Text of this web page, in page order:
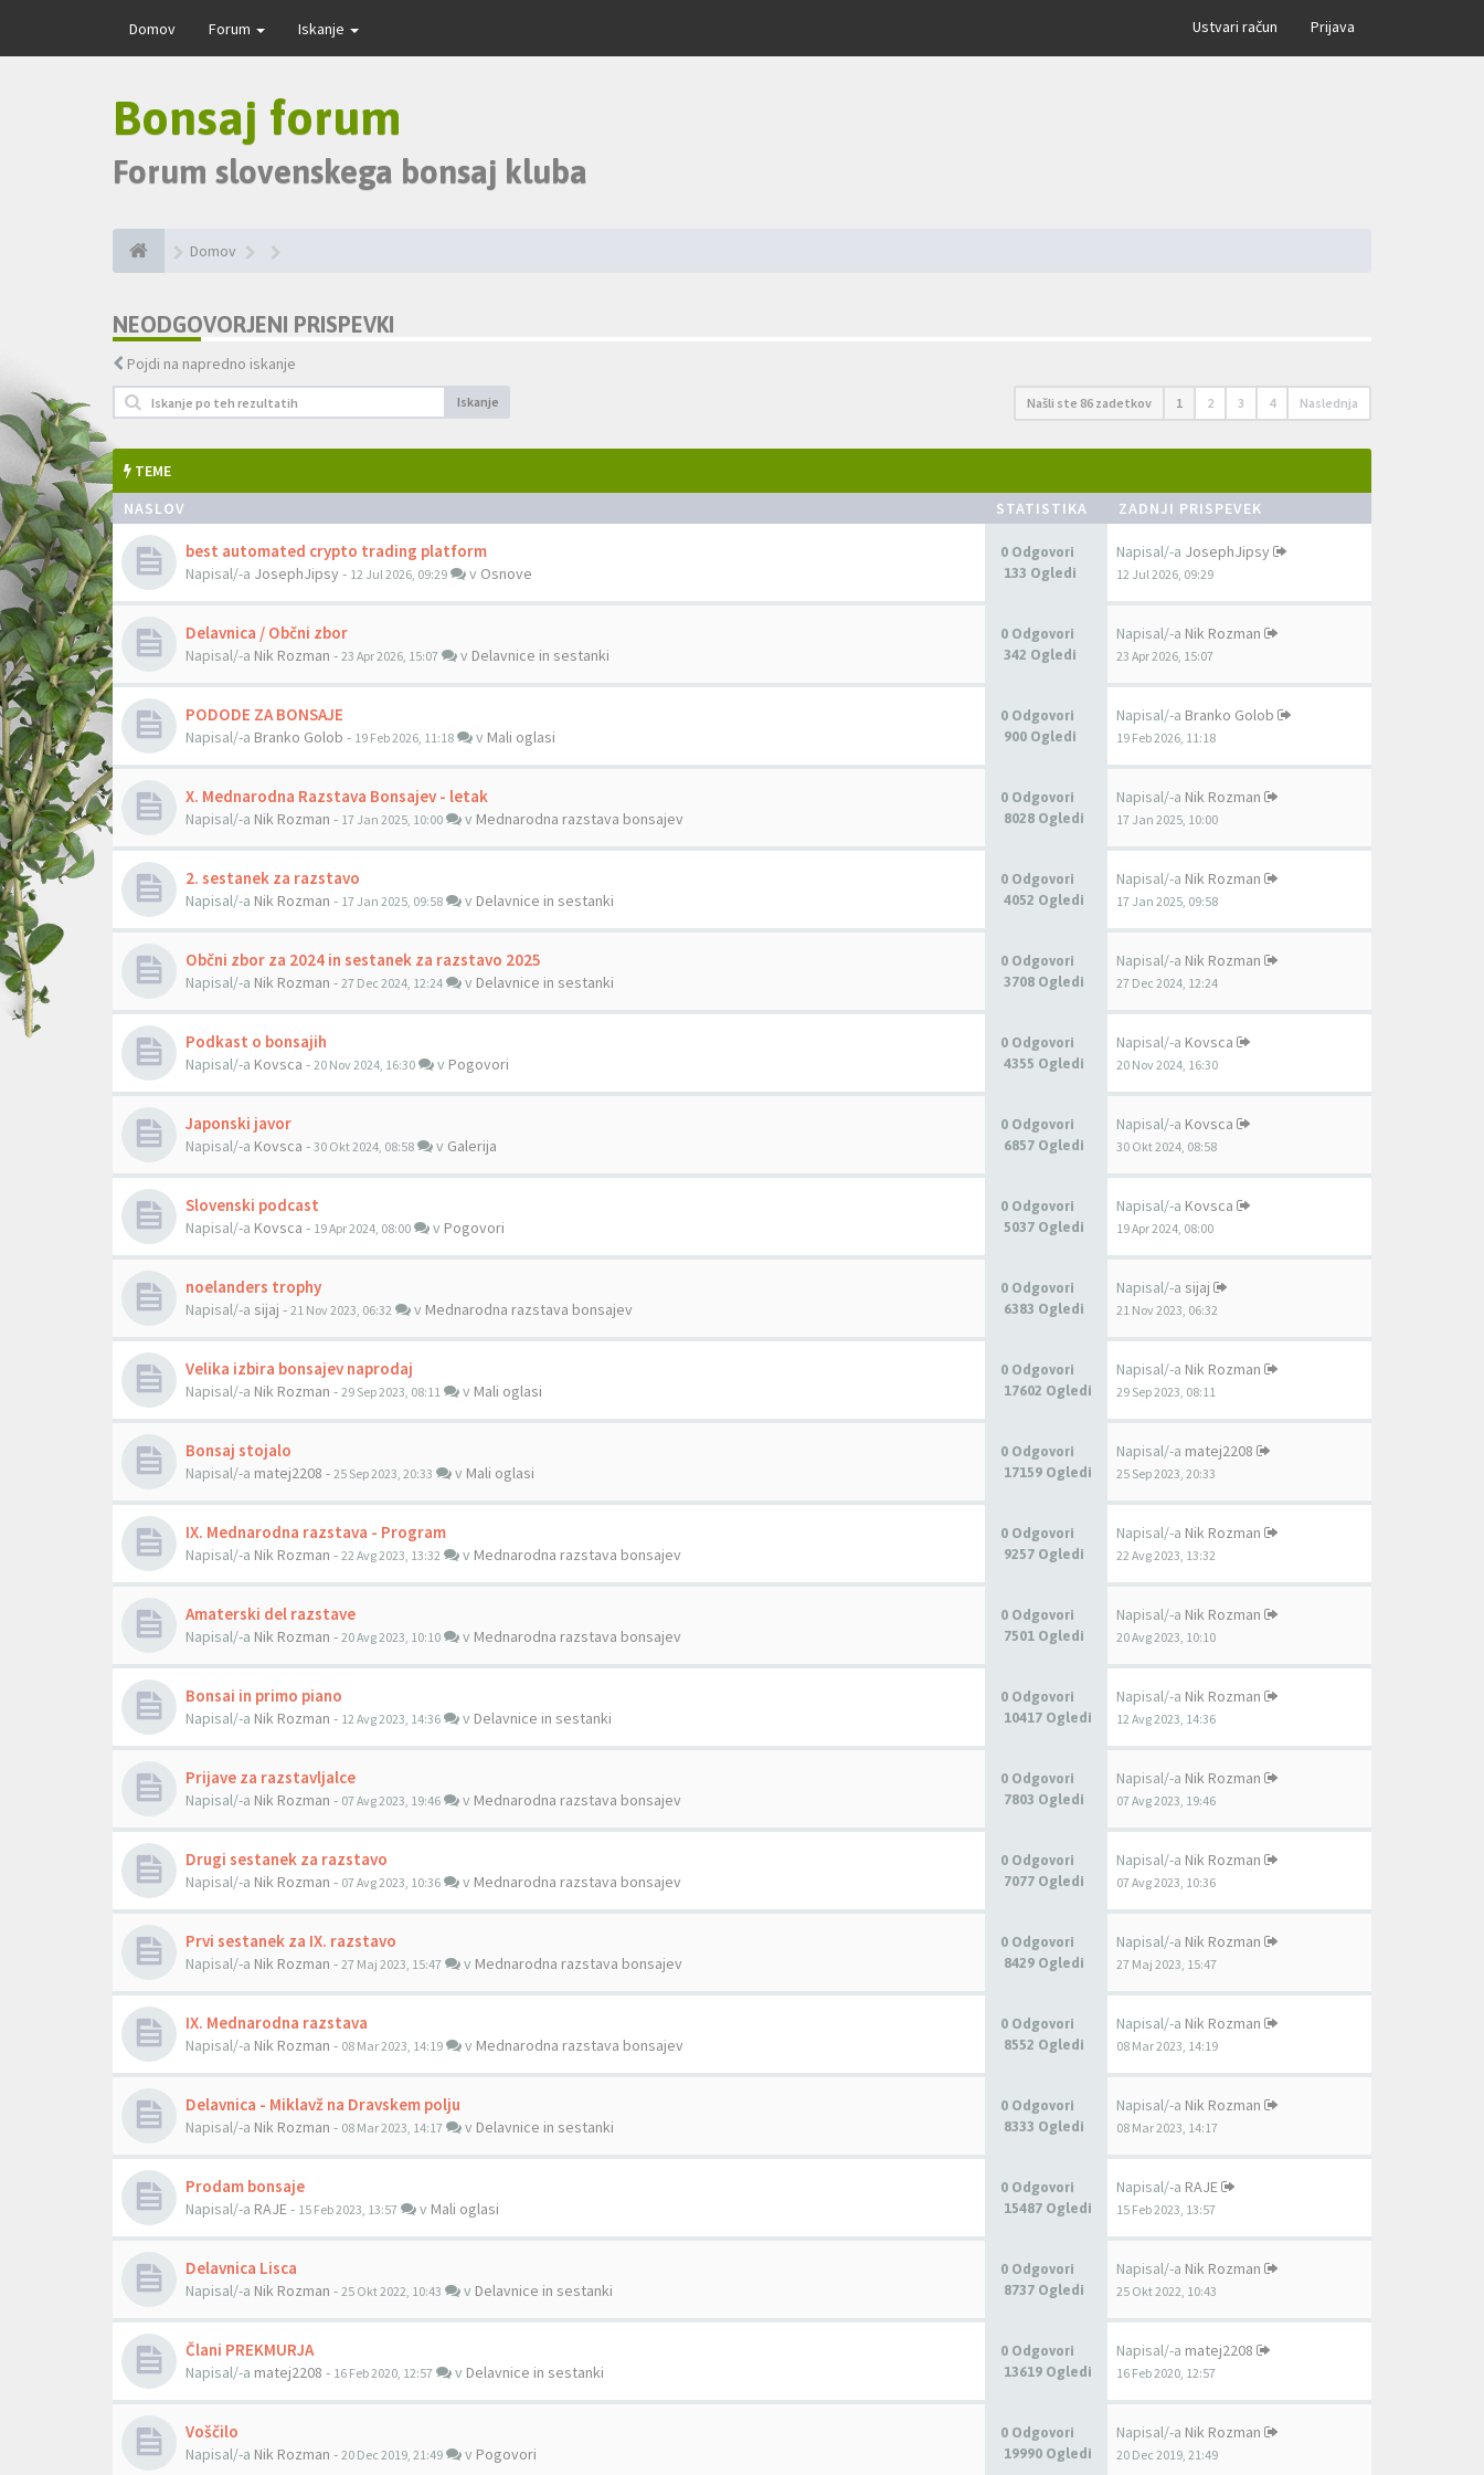
Domov Forum Iskanje Ustvari račun Prijava ×
Bonsaj forum
Forum slovenskega bonsaj kluba
Domov
NEODGOVORJENI PRISPEVKI
Pojdi na napredno iskanje
Iskanje Našli ste 86 zadetkov 1 2 3 4 Naslednja
TEME
NASLOV
STATISTIKA ZADNJI PRISPEVEK
best automated crypto trading platform
Napisal/-a JosephJipsy- 12 Jul 2026, 09:29 v Osnove
0 Odgovori
133 Ogledi
Napisal/-a JosephJipsy
12 Jul 2026, 09:29
Delavnica / Občni zbor
Napisal/-a Nik Rozman - 23 Apr 2026, 15:07 v Delavnice in sestanki
0 Odgovori
342 Ogledi
Napisal/-a Nik Rozman
23 Apr 2026, 15:07
PODODE ZA BONSAJE
Napisal/-a Branko Golob - 19 Feb 2026, 11:18 v Mali oglasi
0 Odgovori
900 Ogledi
Napisal/-a Branko Golob
19 Feb 2026, 11:18
X. Mednarodna Razstava Bonsajev - letak
Napisal/-a Nik Rozman - 17 Jan 2025, 10:00 v Mednarodna razstava bonsajev
0 Odgovori
8028 Ogledi
Napisal/-a Nik Rozman
17 Jan 2025, 10:00
2. sestanek za razstavo
Napisal/-a Nik Rozman - 17 Jan 2025, 09:58 v Delavnice in sestanki
0 Odgovori
4052 Ogledi
Napisal/-a Nik Rozman
17 Jan 2025, 09:58
Občni zbor za 2024 in sestanek za razstavo 2025
Napisal/-a Nik Rozman - 27 Dec 2024, 12:24 v Delavnice in sestanki
0 Odgovori
3708 Ogledi
Napisal/-a Nik Rozman
27 Dec 2024, 12:24
Podkast o bonsajih
Napisal/-a Kovsca - 20 Nov 2024, 16:30 v Pogovori
0 Odgovori
4355 Ogledi
Napisal/-a Kovsca
20 Nov 2024, 16:30
Japonski javor
Napisal/-a Kovsca - 30 Okt 2024, 08:58 v Galerija
0 Odgovori
6857 Ogledi
Napisal/-a Kovsca
30 Okt 2024, 08:58
Slovenski podcast
Napisal/-a Kovsca - 19 Apr 2024, 08:00 v Pogovori
0 Odgovori
5037 Ogledi
Napisal/-a Kovsca
19 Apr 2024, 08:00
noelanders trophy
Napisal/-a sijaj - 21 Nov 2023, 06:32 v Mednarodna razstava bonsajev
0 Odgovori
6383 Ogledi
Napisal/-a sijaj
21 Nov 2023, 06:32
Velika izbira bonsajev naprodaj
Napisal/-a Nik Rozman - 29 Sep 2023, 08:11 v Mali oglasi
0 Odgovori
17602 Ogledi
Napisal/-a Nik Rozman
29 Sep 2023, 08:11
Bonsaj stojalo
Napisal/-a matej2208 - 25 Sep 2023, 20:33 v Mali oglasi
0 Odgovori
17159 Ogledi
Napisal/-a matej2208
25 Sep 2023, 20:33
IX. Mednarodna razstava - Program
Napisal/-a Nik Rozman - 22 Avg 2023, 13:32 v Mednarodna razstava bonsajev
0 Odgovori
9257 Ogledi
Napisal/-a Nik Rozman
22 Avg 2023, 13:32
Amaterski del razstave
Napisal/-a Nik Rozman - 20 Avg 2023, 10:10 v Mednarodna razstava bonsajev
0 Odgovori
7501 Ogledi
Napisal/-a Nik Rozman
20 Avg 2023, 10:10
Bonsai in primo piano
Napisal/-a Nik Rozman - 12 Avg 2023, 14:36 v Delavnice in sestanki
0 Odgovori
10417 Ogledi
Napisal/-a Nik Rozman
12 Avg 2023, 14:36
Prijave za razstavljalce
Napisal/-a Nik Rozman - 07 Avg 2023, 19:46 v Mednarodna razstava bonsajev
0 Odgovori
7803 Ogledi
Napisal/-a Nik Rozman
07 Avg 2023, 19:46
Drugi sestanek za razstavo
Napisal/-a Nik Rozman - 07 Avg 2023, 10:36 v Mednarodna razstava bonsajev
0 Odgovori
7077 Ogledi
Napisal/-a Nik Rozman
07 Avg 2023, 10:36
Prvi sestanek za IX. razstavo
Napisal/-a Nik Rozman - 27 Maj 2023, 15:47 v Mednarodna razstava bonsajev
0 Odgovori
8429 Ogledi
Napisal/-a Nik Rozman
27 Maj 2023, 15:47
IX. Mednarodna razstava
Napisal/-a Nik Rozman - 08 Mar 2023, 14:19 v Mednarodna razstava bonsajev
0 Odgovori
8552 Ogledi
Napisal/-a Nik Rozman
08 Mar 2023, 14:19
Delavnica - Miklavž na Dravskem polju
Napisal/-a Nik Rozman - 08 Mar 2023, 14:17 v Delavnice in sestanki
0 Odgovori
8333 Ogledi
Napisal/-a Nik Rozman
08 Mar 2023, 14:17
Prodam bonsaje
Napisal/-a RAJE- 15 Feb 2023, 13:57 v Mali oglasi
0 Odgovori
15487 Ogledi
Napisal/-a RAJE
15 Feb 2023, 13:57
Delavnica Lisca
Napisal/-a Nik Rozman - 25 Okt 2022, 10:43 v Delavnice in sestanki
0 Odgovori
8737 Ogledi
Napisal/-a Nik Rozman
25 Okt 2022, 10:43
Člani PREKMURJA
Napisal/-a matej2208 - 16 Feb 2020, 12:57 v Delavnice in sestanki
0 Odgovori
13619 Ogledi
Napisal/-a matej2208
16 Feb 2020, 12:57
Voščilo
Napisal/-a Nik Rozman - 20 Dec 2019, 21:49 v Pogovori
0 Odgovori
19990 Ogledi
Napisal/-a Nik Rozman
20 Dec 2019, 21:49